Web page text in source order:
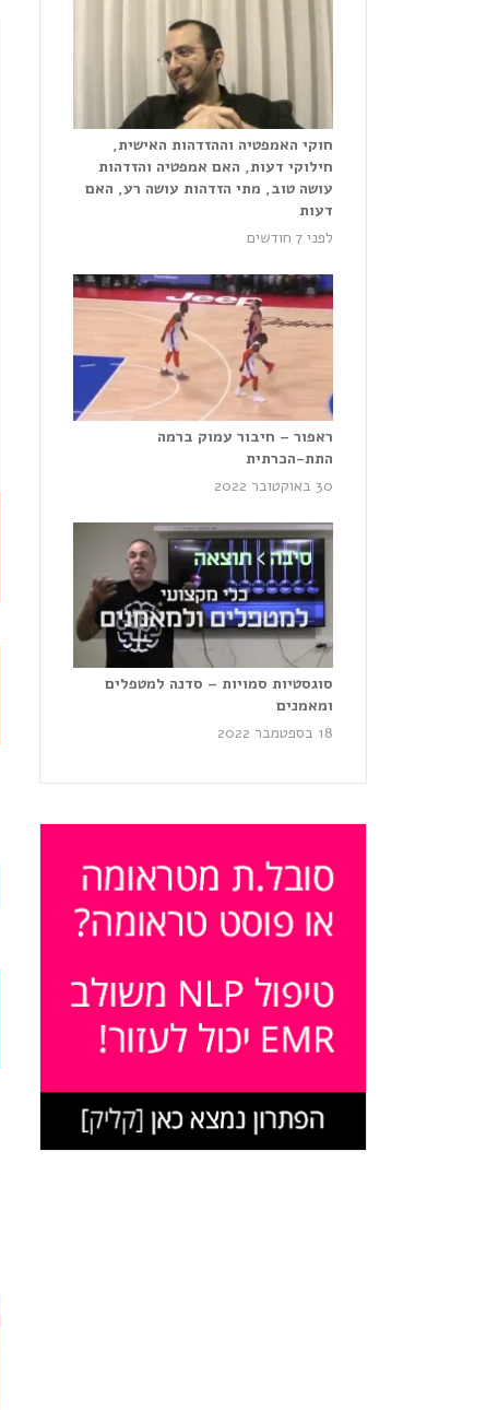
חוקי האמפטיה וההזדהות האישית,
חילוקי דעות, האם אמפטיה והזדהות
עושה טוב, מתי הזדהות עושה רע, האם
דעות
לפני 7 חודשים
ראפור – חיבור עמוק ברמה
התת-הכרתית
30 באוקטובר 2022
סוגסטיות סמויות – סדנה למטפלים
ומאמנים
18 בספטמבר 2022